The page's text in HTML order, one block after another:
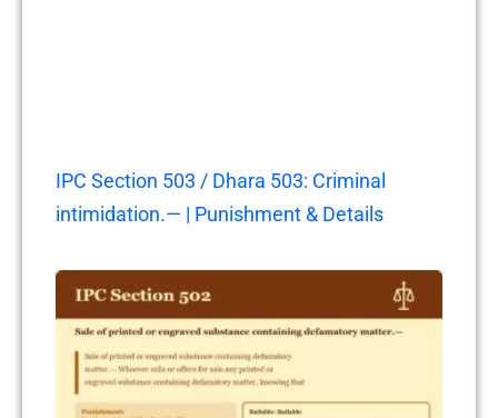
IPC Section 503 / Dhara 503: Criminal
intimidation.— | Punishment & Details